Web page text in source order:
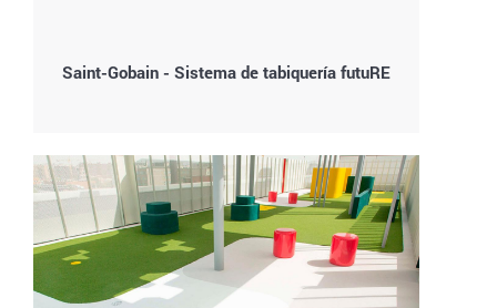
Saint-Gobain - Sistema de tabiquería futuRE